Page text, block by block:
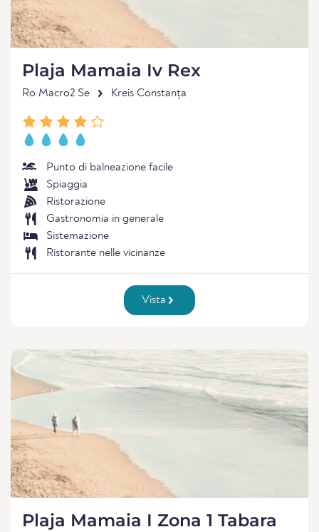
Plaja Mamaia Iv Rex
Ro Macro2 Se Kreis Constanța
Punto di balneazione facile
Spiaggia
Ristorazione
Gastronomia in generale
Sistemazione
Ristorante nelle vicinanze
Vista
Plaja Mamaia I Zona 1 Tabara